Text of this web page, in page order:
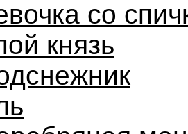
со
князь